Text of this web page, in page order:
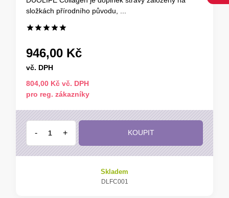
složkách přírodního původu, ...
946,00 Kč
vč. DPH
804,00 Kč vč. DPH
pro reg. zákazníky
- + KOUPIT
Skladem
DLFC001